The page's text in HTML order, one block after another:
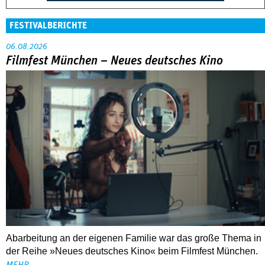
FESTIVALBERICHTE
06.08.2026
Filmfest München – Neues deutsches Kino
Abarbeitung an der eigenen Familie war das große Thema in
der Reihe »Neues deutsches Kino« beim Filmfest München.